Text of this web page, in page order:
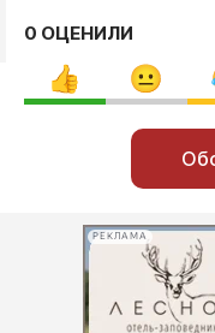
0 ОЦЕНИЛИ
РЕКЛАМА